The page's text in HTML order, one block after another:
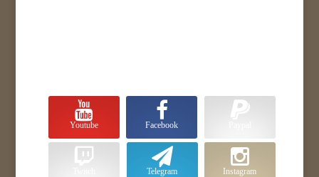
Facebook
Youtube
Instagram
Telegram